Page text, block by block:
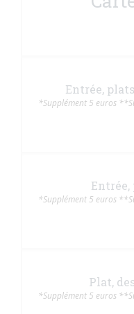
Entrée,
*Supplément 5 euros
Entrée,
*Supplément 5 euros
Plat,
*Supplément 5 euros